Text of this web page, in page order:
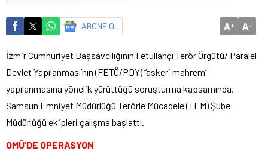
ABONE OL A+ A-
İzmir Cumhuriyet Başsavcılığının Fetullahçı Terör Örgütü/ Paralel
Devlet Yapılanması’nın (FETÖ/PDY) “askeri mahrem’
yapılanmasına yönelik yürüttüğü soruşturma kapsamında,
Samsun Emniyet Müdürlüğü Terörle Mücadele (TEM) Şube
Müdürlüğü ekipleri çalışma başlattı.
OMÜ’DE OPERASYON